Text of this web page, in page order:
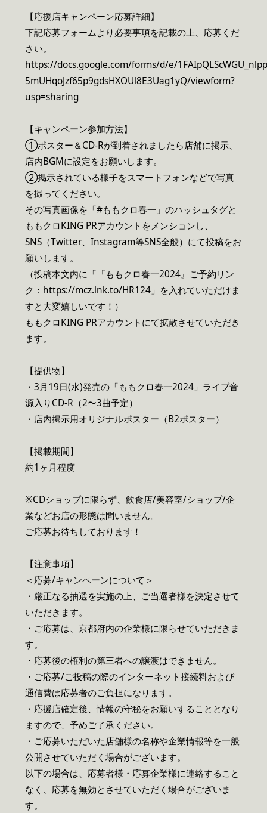
【応援店キャンペーン応募詳細】
下記応募フォームより必要事項を記載の上、応募くだ
さい。
https://docs.google.com/forms/d/e/
5mUHqoJzf65p9gdsHXOUl8E3Uag1yQ/viewform?
usp=sharing
【キャンペーン参加方法】
①ポスター＆CD-Rが到着されましたら店舗に掲示、
店内BGMに設定をお願いします。
②掲示されている様子をスマートフォンなどで写真
を撮ってください。
その写真画像を「#ももクロ春一」のハッシュタグと
ももクロKING PRアカウントをメンションし、
SNS（Twitter、Instagram等SNS全般）にて投稿をお
願いします。
（投稿本文内に「『ももクロ春一2024』ご予約リン
ク：https://mcz.lnk.to/HR124」を入れていただけま
すと大変嬉しいです！）
ももクロKING PRアカウントにて拡散させていただき
ます。
【提供物】
・3月19日(水)発売の「ももクロ春一2024」ライブ音
源入りCD-R（2〜3曲予定）
・店内掲示用オリジナルポスター（B2ポスター）
【掲載期間】
約1ヶ月程度
※CDショップに限らず、飲食店/美容室/ショップ/企
業などお店の形態は問いません。
ご応募お待ちしております！
【注意事項】
＜応募/キャンペーンについて＞
・厳正なる抽選を実施の上、ご当選者様を決定させて
いただきます。
・ご応募は、京都府内の企業様に限らせていただきま
す。
・応募後の権利の第三者への譲渡はできません。
・ご応募/ご投稿の際のインターネット接続料および
通信費は応募者のご負担になります。
・応援店確定後、情報の守秘をお願いすることとなり
ますので、予めご了承ください。
・ご応募いただいた店舗様の名称や企業情報等を一般
公開させていただく場合がございます。
以下の場合は、応募者様・応募企業様に連絡すること
なく、応募を無効とさせていただく場合がございま
す。